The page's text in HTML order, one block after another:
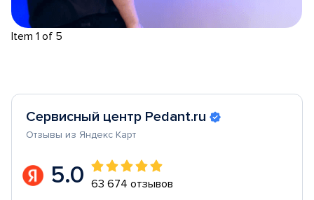
Item 1 of 5
Сервисный центр Pedant.ru
Отзывы из Яндекс Карт
5.0 63 674 отзывов